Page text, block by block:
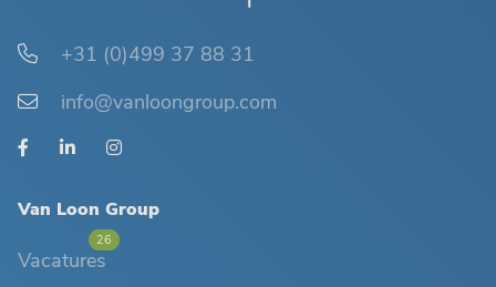
+31 (0)499 37 88 31
info@vanloongroup.com
Van Loon Group
Vacatures
26